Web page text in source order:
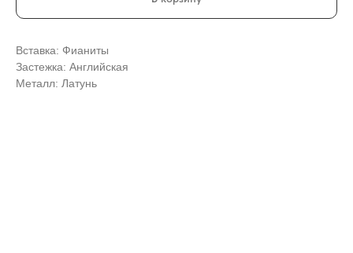
Вставка: Фианиты
Застежка: Английская
Металл: Латунь